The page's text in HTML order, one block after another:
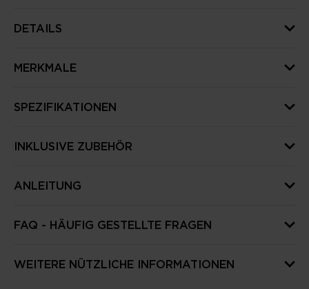
DETAILS
MERKMALE
SPEZIFIKATIONEN
INKLUSIVE ZUBEHÖR
ANLEITUNG
FAQ - HÄUFIG GESTELLTE FRAGEN
WEITERE NÜTZLICHE INFORMATIONEN